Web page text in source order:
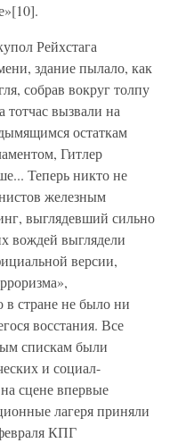
Рейхстага
здание пылало, как
собрав вокруг толпу
вызвали на
остаткам
Гитлер
Теперь никто не
железным
выглядевший сильно
вождей выглядели
версии,
стране не было ни
восстания. Все
спискам были
и социал-
сцене впервые
лагеря приняли
КПГ